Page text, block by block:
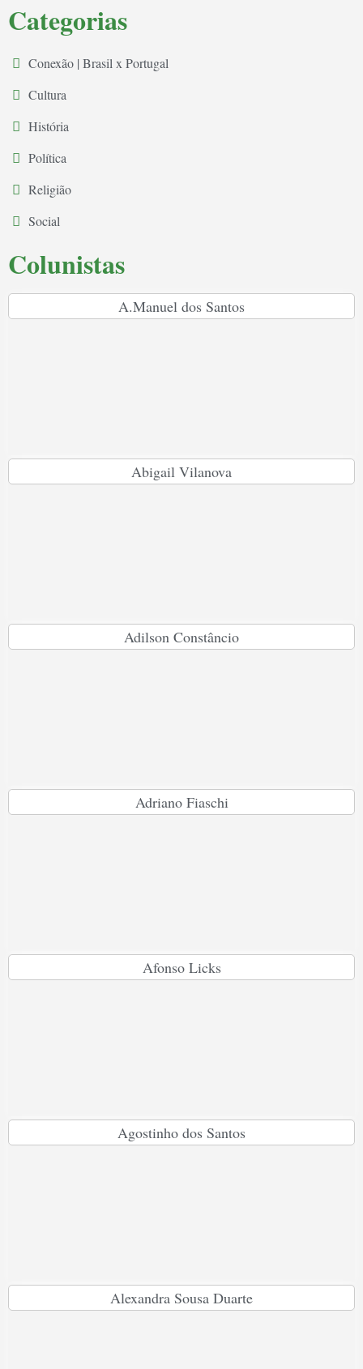
Categorias
Conexão | Brasil x Portugal
Cultura
História
Política
Religião
Social
Colunistas
A.Manuel dos Santos
Abigail Vilanova
Adilson Constâncio
Adriano Fiaschi
Afonso Licks
Agostinho dos Santos
Alexandra Sousa Duarte